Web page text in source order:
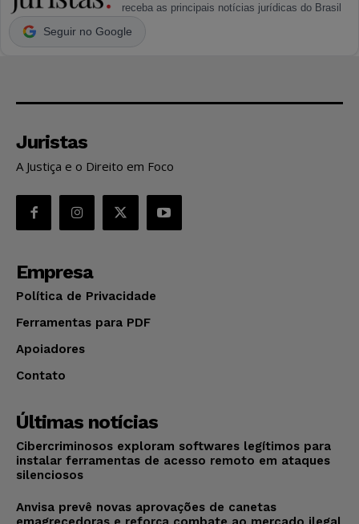
receba as principais notícias jurídicas do Brasil
Seguir no Google
Juristas
A Justiça e o Direito em Foco
Empresa
Política de Privacidade
Ferramentas para PDF
Apoiadores
Contato
Últimas notícias
Cibercriminosos exploram softwares legítimos para
instalar ferramentas de acesso remoto em ataques
silenciosos
Anvisa prevê novas aprovações de canetas